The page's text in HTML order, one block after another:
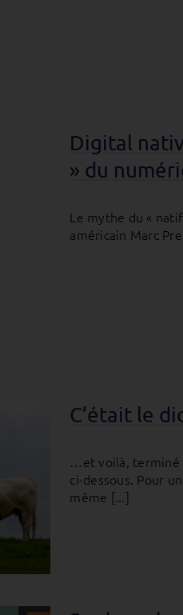
Digital
» du
Le mythe du «
américain Marc
C’était le
…et voilà, terminé
ci-dessous. Pour
même [...]